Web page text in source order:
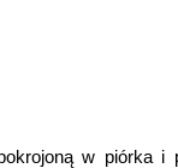
w piórka i